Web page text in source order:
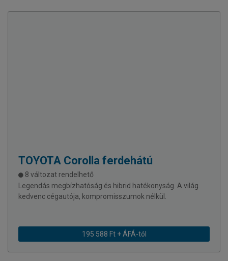
TOYOTA Corolla ferdehátú
8 változat rendelhető
Legendás megbízhatóság és hibrid hatékonyság. A világ
kedvenc cégautója, kompromisszumok nélkül.
195 588 Ft + ÁFÁ-tól